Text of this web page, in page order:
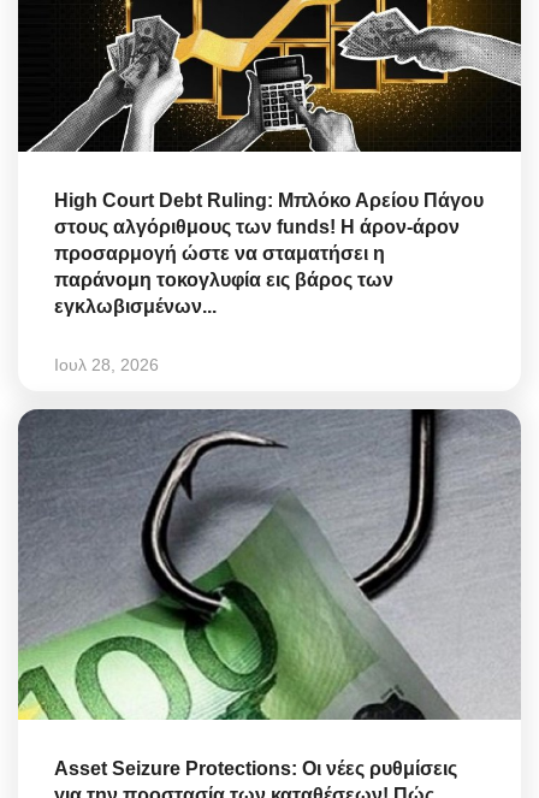
High Court Debt Ruling: Μπλόκο Αρείου Πάγου
στους αλγόριθμους των funds! Η άρον-άρον
προσαρμογή ώστε να σταματήσει η
παράνομη τοκογλυφία εις βάρος των
εγκλωβισμένων...
Ιουλ 28, 2026
Asset Seizure Protections: Οι νέες ρυθμίσεις